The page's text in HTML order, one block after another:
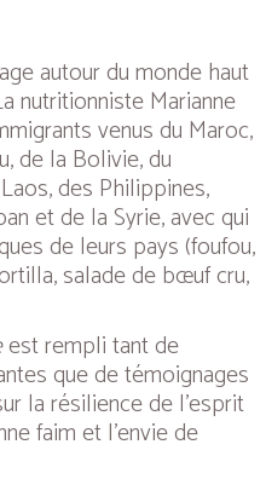
autour du monde haut
nutritionniste Marianne
venus du Maroc,
de la Bolivie, du
des Philippines,
et de la Syrie, avec qui
de leurs pays (foufou,
salade de bœuf cru,
est rempli tant de
que de témoignages
la résilience de l’esprit
faim et l’envie de